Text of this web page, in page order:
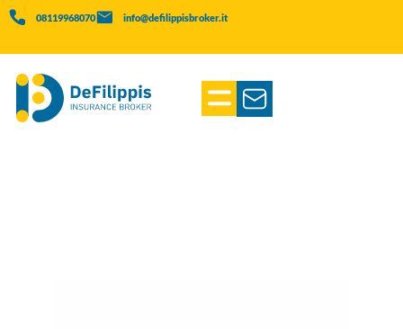
08119968070 info@defilippisbroker.it